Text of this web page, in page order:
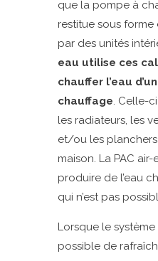
que la pompe à
restitue sous forme
par des unités
eau utilise ces
chauffer l’eau
chauffage. Celle-
les radiateurs, les
et/ou les
maison. La PAC
produire de l’eau
qui n’est pas
Lorsque le
possible de